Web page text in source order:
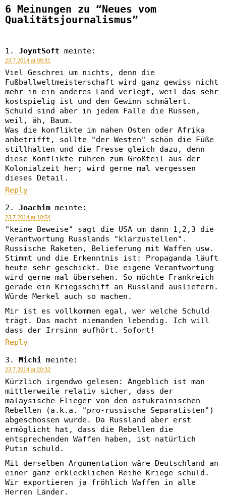
6 Meinungen zu “Neues vom
Qualitätsjournalismus”
JoyntSoft meinte:
23.7.2014 at 09:31
Viel Geschrei um nichts, denn die
Fußballweltmeisterschaft wird ganz gewiss nicht
mehr in ein anderes Land verlegt, weil das sehr
kostspielig ist und den Gewinn schmälert.
Schuld sind aber in jedem Falle die Russen,
weil, äh, Baum.
Was die konflikte im nahen Osten oder Afrika
anbetrifft, sollte "der Westen" schön die Füße
stillhalten und die Fresse gleich dazu, denn
diese Konflikte rühren zum Großteil aus der
Kolonialzeit her; wird gerne mal vergessen
dieses Detail.
Reply
Joachim meinte:
23.7.2014 at 10:54
"keine Beweise" sagt die USA um dann 1,2,3 die
Verantwortung Russlands "klarzustellen".
Russische Raketen, Belieferung mit Waffen usw.
Stimmt und die Erkenntnis ist: Propaganda läuft
heute sehr geschickt. Die eigene Verantwortung
wird gerne mal übersehen. So möchte Frankreich
gerade ein Kriegsschiff an Russland ausliefern.
Würde Merkel auch so machen.
Mir ist es vollkommen egal, wer welche Schuld
trägt. Das macht niemanden lebendig. Ich will
dass der Irrsinn aufhört. Sofort!
Reply
Michi meinte:
23.7.2014 at 20:32
Kürzlich irgendwo gelesen: Angeblich ist man
mittlerweile relativ sicher, dass der
malaysische Flieger von den ostukrainischen
Rebellen (a.k.a. "pro-russische Separatisten")
abgeschossen wurde. Da Russland aber erst
ermöglicht hat, dass die Rebellen die
entsprechenden Waffen haben, ist natürlich
Putin schuld.
Mit derselben Argumentation wäre Deutschland an
einer ganz erklecklichen Reihe Kriege schuld.
Wir exportieren ja fröhlich Waffen in alle
Herren Länder.